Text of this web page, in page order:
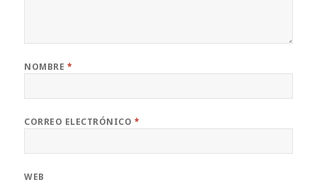
NOMBRE *
CORREO ELECTRÓNICO *
WEB